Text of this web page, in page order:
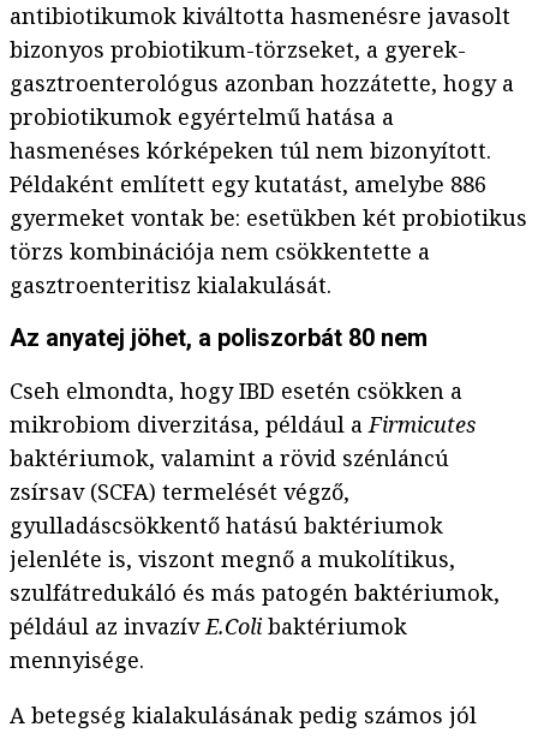
antibiotikumok kiváltotta hasmenésre javasolt
bizonyos probiotikum-törzseket, a gyerek-
gasztroenterológus azonban hozzátette, hogy a
probiotikumok egyértelmű hatása a
hasmenéses kórképeken túl nem bizonyított.
Példaként említett egy kutatást, amelybe 886
gyermeket vontak be: esetükben két probiotikus
törzs kombinációja nem csökkentette a
gasztroenteritisz kialakulását.
Az anyatej jöhet, a poliszorbát 80 nem
Cseh elmondta, hogy IBD esetén csökken a
mikrobiom diverzitása, például aFirmicutes
baktériumok, valamint a rövid szénláncú
zsírsav (SCFA) termelését végző,
gyulladáscsökkentő hatású baktériumok
jelenléte is, viszont megnő a mukolítikus,
szulfátredukáló és más patogén baktériumok,
például az invazívE.Coli baktériumok
mennyisége.
A betegség kialakulásának pedig számos jól